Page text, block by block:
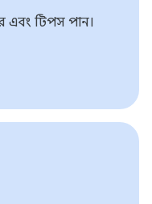
এবং টিপস পান।